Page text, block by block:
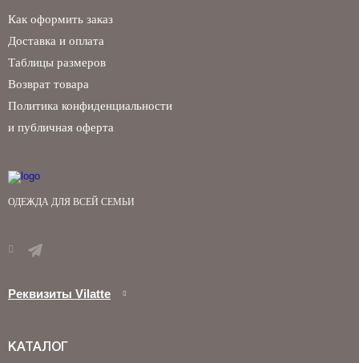
ОДЕЖДА ДЛЯ ВСЕЙ СЕМЬИ
Реквизиты Vilatte
Как оформить заказ
Доставка и оплата
Таблицы размеров
Возврат товара
Политика конфиденциальности
и публичная оферта
КАТАЛОГ